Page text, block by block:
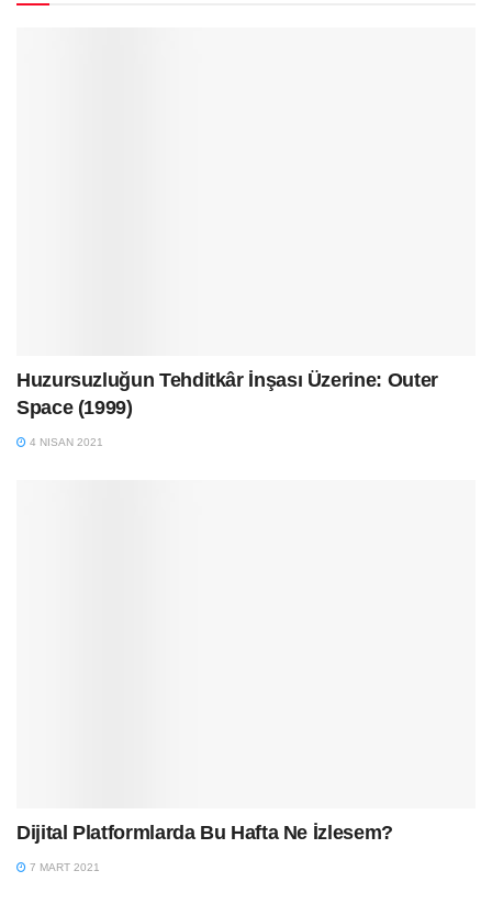
Huzursuzluğun Tehditkâr İnşası Üzerine: Outer
Space (1999)
4 NISAN 2021
Dijital Platformlarda Bu Hafta Ne İzlesem?
7 MART 2021